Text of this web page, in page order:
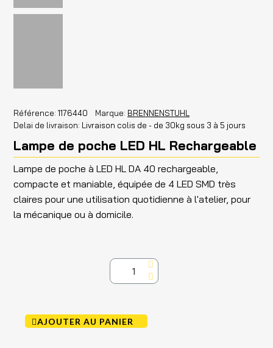
Référence 1176440 Marque BRENNENSTUHL
Delai de livraison Livraison colis de - de 30kg sous 3 à 5 jours
Lampe de poche LED HL Rechargeable
Lampe de poche à LED HL DA 40 rechargeable,
compacte et maniable, équipée de 4 LED SMD très
claires pour une utilisation quotidienne à l'atelier, pour
la mécanique ou à domicile.
AJOUTER AU PANIER